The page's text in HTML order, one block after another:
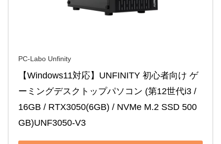
PC-Labo Unfinity
【Windows11対応】UNFINITY 初心者向け ゲ
ーミングデスクトップパソコン (第12世代i3 /
16GB / RTX3050(6GB) / NVMe M.2 SSD 500
GB)UNF3050-V3